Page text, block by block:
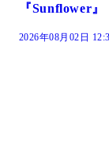
だまり』
2026年08月02日